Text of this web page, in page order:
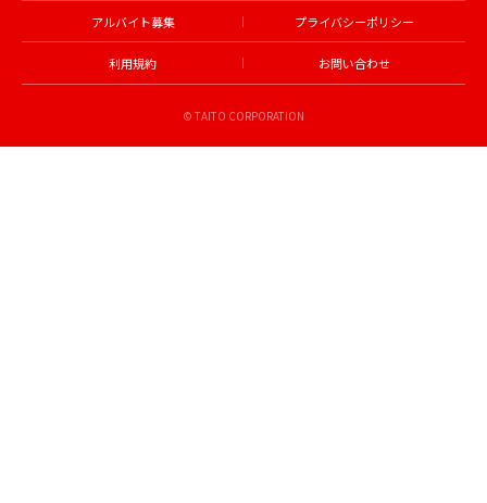
アルバイト募集 プライバシーポリシー
利用規約 お問い合わせ
© TAITO CORPORATION